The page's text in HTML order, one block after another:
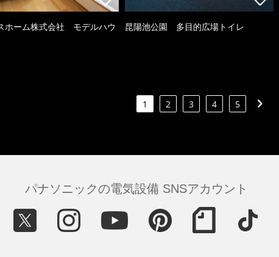
ホーム株式会社 モデルハウ 昆陽池公園 多目的広場トイレ
1 2 3 4 5
パナソニックの電気設備 SNSアカウント